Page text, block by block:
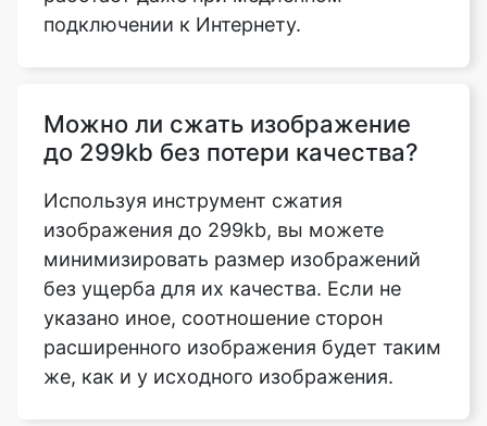
Можно ли сжать изображение
Используя инструмент сжатия
изображения до 299kb, вы можете
минимизировать размер изображений
без ущерба для их качества. Если не
указано иное, соотношение сторон
расширенного изображения будет таким
же, как и у исходного изображения.
Что означает опция сжатия для